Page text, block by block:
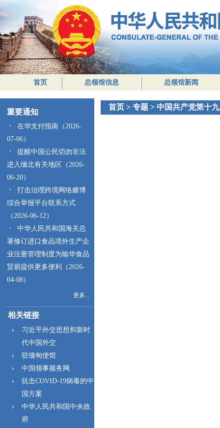
首页 总领馆信息 总领馆新闻
重要通知
在华支付指南（2026-
07-06）
提醒中国公民切勿非法
进入缅北有关地区（2026-
06-20）
打击治理跨境网络赌博
综合举报平台联系方式
（2026-06-12）
中华人民共和国海关总
署修订进口食品境外生产企
业注册管理制度为输华食品
贸易提供更多便利（2026-
04-08）
更多...
相关链接
习近平外交思想和新时
代中国外交
驻缅甸使馆
中国领事服务网
抗击COVID-19病毒的中
国方案
中华人民共和国中央政
府
首页 > 专题 > 中国共产党第十